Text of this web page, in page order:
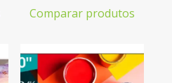
Comparar produtos